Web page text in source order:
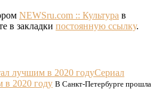
NEWSru.com :: Культура в
в закладки постоянную ссылку.
Сериал
в 2020 году В Санкт-Петербурге прошла